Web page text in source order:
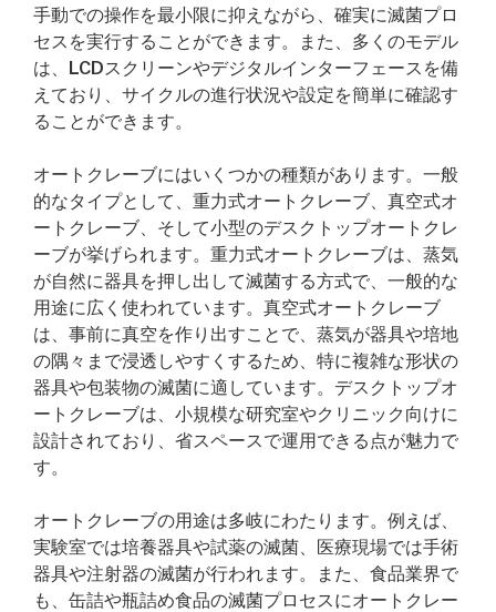
手動での操作を最小限に抑えながら、確実に滅菌プロ
セスを実行することができます。また、多くのモデル
は、LCDスクリーンやデジタルインターフェースを備
えており、サイクルの進行状況や設定を簡単に確認す
ることができます。
オートクレーブにはいくつかの種類があります。一般
的なタイプとして、重力式オートクレーブ、真空式オ
ートクレーブ、そして小型のデスクトップオートクレ
ーブが挙げられます。重力式オートクレーブは、蒸気
が自然に器具を押し出して滅菌する方式で、一般的な
用途に広く使われています。真空式オートクレーブ
は、事前に真空を作り出すことで、蒸気が器具や培地
の隅々まで浸透しやすくするため、特に複雑な形状の
器具や包装物の滅菌に適しています。デスクトップオ
ートクレーブは、小規模な研究室やクリニック向けに
設計されており、省スペースで運用できる点が魅力で
す。
オートクレーブの用途は多岐にわたります。例えば、
実験室では培養器具や試薬の滅菌、医療現場では手術
器具や注射器の滅菌が行われます。また、食品業界で
も、缶詰や瓶詰め食品の滅菌プロセスにオートクレー